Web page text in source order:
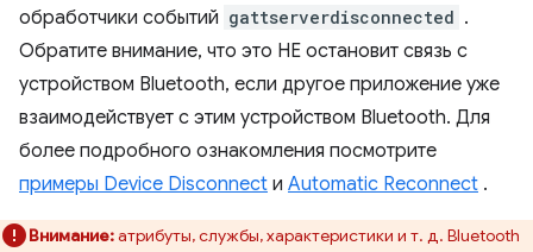
обработчики событий gattserverdisconnected .
Обратите внимание, что это НЕ остановит связь с
устройством Bluetooth, если другое приложение уже
взаимодействует с этим устройством Bluetooth. Для
более подробного ознакомления посмотрите
примеры Device Disconnect и Automatic Reconnect .
Внимание:атрибуты, службы, характеристики и т. д. Bluetooth